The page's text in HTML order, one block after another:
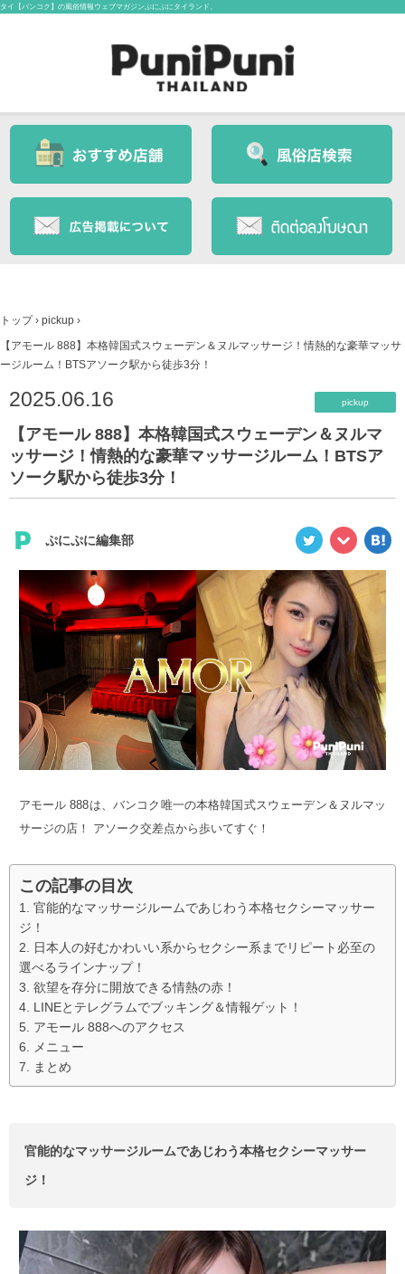
タイ【バンコク】の風俗情報ウェブマガジンぷにぷにタイランド。
トップ › pickup ›
【アモール 888】本格韓国式スウェーデン＆ヌルマッサージ！情熱的な豪華マッサ
ージルーム！BTSアソーク駅から徒歩3分！
2025.06.16 pickup
【アモール 888】本格韓国式スウェーデン＆ヌルマ
ッサージ！情熱的な豪華マッサージルーム！BTSア
ソーク駅から徒歩3分！
ぷにぷに編集部
アモール 888は、バンコク唯一の本格韓国式スウェーデン＆ヌルマッ
サージの店！ アソーク交差点から歩いてすぐ！
この記事の目次
官能的なマッサージルームであじわう本格セクシーマッサー
ジ！
日本人の好むかわいい系からセクシー系までリピート必至の
選べるラインナップ！
欲望を存分に開放できる情熱の赤！
LINEとテレグラムでブッキング＆情報ゲット！
アモール 888へのアクセス
メニュー
まとめ
官能的なマッサージルームであじわう本格セクシーマッサー
ジ！